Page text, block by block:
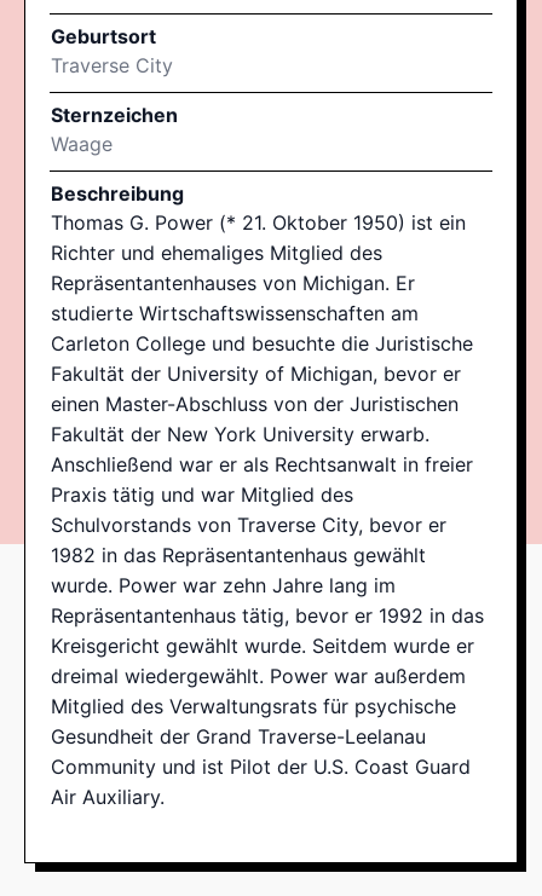
Geburtsort
Traverse City
Sternzeichen
Waage
Beschreibung
Thomas G. Power (* 21. Oktober 1950) ist ein
Richter und ehemaliges Mitglied des
Repräsentantenhauses von Michigan. Er
studierte Wirtschaftswissenschaften am
Carleton College und besuchte die Juristische
Fakultät der University of Michigan, bevor er
einen Master-Abschluss von der Juristischen
Fakultät der New York University erwarb.
Anschließend war er als Rechtsanwalt in freier
Praxis tätig und war Mitglied des
Schulvorstands von Traverse City, bevor er
1982 in das Repräsentantenhaus gewählt
wurde. Power war zehn Jahre lang im
Repräsentantenhaus tätig, bevor er 1992 in das
Kreisgericht gewählt wurde. Seitdem wurde er
dreimal wiedergewählt. Power war außerdem
Mitglied des Verwaltungsrats für psychische
Gesundheit der Grand Traverse-Leelanau
Community und ist Pilot der U.S. Coast Guard
Air Auxiliary.